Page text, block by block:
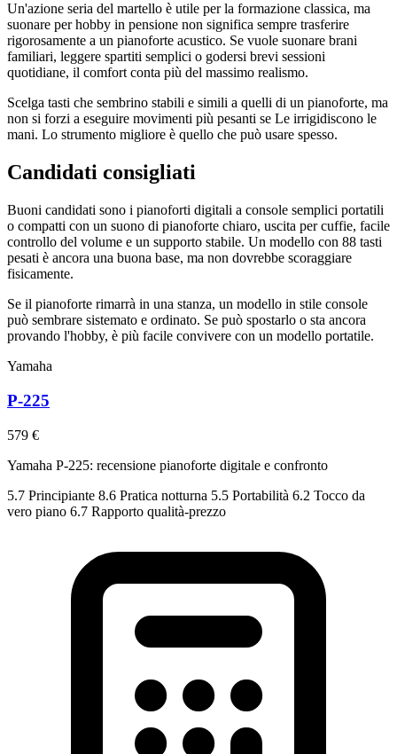
Un'azione seria del martello è utile per la formazione classica, ma
suonare per hobby in pensione non significa sempre trasferire
rigorosamente a un pianoforte acustico. Se vuole suonare brani
familiari, leggere spartiti semplici o godersi brevi sessioni
quotidiane, il comfort conta più del massimo realismo.
Scelga tasti che sembrino stabili e simili a quelli di un pianoforte, ma
non si forzi a eseguire movimenti più pesanti se Le irrigidiscono le
mani. Lo strumento migliore è quello che può usare spesso.
Candidati consigliati
Buoni candidati sono i pianoforti digitali a console semplici portatili
o compatti con un suono di pianoforte chiaro, uscita per cuffie, facile
controllo del volume e un supporto stabile. Un modello con 88 tasti
pesati è ancora una buona base, ma non dovrebbe scoraggiare
fisicamente.
Se il pianoforte rimarrà in una stanza, un modello in stile console
può sembrare sistemato e ordinato. Se può spostarlo o sta ancora
provando l'hobby, è più facile convivere con un modello portatile.
Yamaha
P-225
579 €
Yamaha P-225: recensione pianoforte digitale e confronto
5.7 Principiante 8.6 Pratica notturna 5.5 Portabilità 6.2 Tocco da
vero piano 6.7 Rapporto qualità-prezzo